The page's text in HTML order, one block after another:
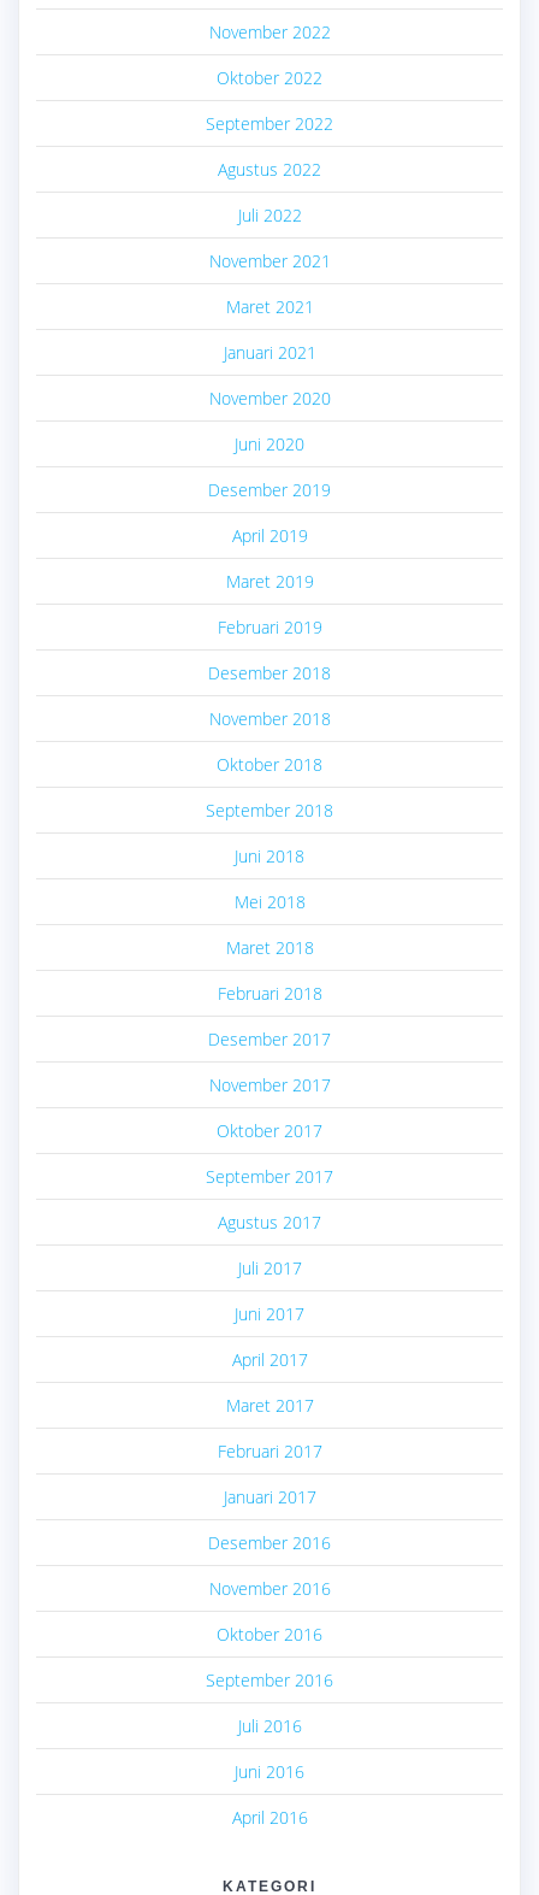
November 2022
Oktober 2022
September 2022
Agustus 2022
Juli 2022
November 2021
Maret 2021
Januari 2021
November 2020
Juni 2020
Desember 2019
April 2019
Maret 2019
Februari 2019
Desember 2018
November 2018
Oktober 2018
September 2018
Juni 2018
Mei 2018
Maret 2018
Februari 2018
Desember 2017
November 2017
Oktober 2017
September 2017
Agustus 2017
Juli 2017
Juni 2017
April 2017
Maret 2017
Februari 2017
Januari 2017
Desember 2016
November 2016
Oktober 2016
September 2016
Juli 2016
Juni 2016
April 2016
KATEGORI